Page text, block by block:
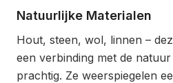
Natuurlijke Materialen
Hout, steen, wol, linnen –
een verbinding met de
prachtig. Ze weerspiegelen